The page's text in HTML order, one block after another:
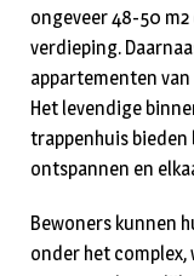
ongeveer 48-50
verdieping.
appartementen
Het levendige
trappenhuis
ontspannen en
Bewoners kunnen
onder het complex,